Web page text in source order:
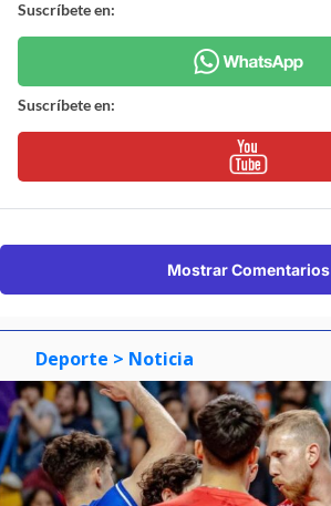
Suscríbete en:
Suscríbete en:
Mostrar Comentarios
Deporte > Noticia